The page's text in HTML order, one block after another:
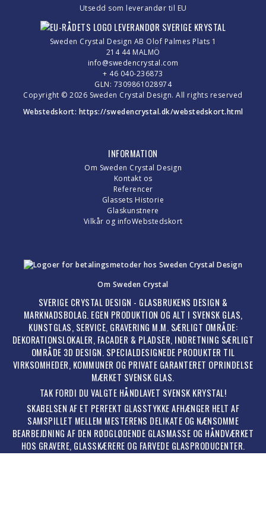
Utsedd som leverandør til EU
Sweden Crystal Design AB Olof Palmes Plats 1
214 44 MALMÖ
info@swedencrystal.com
+ 46 040-236873
GLN: 7309861028974
Copyright © 2026 Sweden Crystal Design. All rights reserved
Webstedskort: https://swedencrystal.dk/webstedskort.html
INFORMATION
Om Sweden Crystal Design
Kontakt os
Referencer
Glassets Historie
Glaskunstnere
Vilkår og infoWebstedskort
Om Sweden Crystal
SVERIGE CRYSTAL DESIGN - GLASBRUKENS DESIGN &
MARKNADSBOLAG. EGEN PRODUKTION OG ALT I SVENSK GLAS,
KUNSTGLAS, SERVICE, GRAVERING M.M. SÆRLIGT OMRÅDE:
DEKORATIONSLOKALER, FACADER & PLADSER, INDRETNING SÆRLIGT
OMRÅDE 3D DESIGN. SPECIALDESIGNEDE PRODUKTER TIL
VIRKSOMHEDER, KOMMUNER OG PRIVATE GARANTERET OPRINDELSE
MÆRKET SVENSK GLAS.
TAK FORDI DU VALGTE HÅNDLAVET SVENSK KRYSTAL!
SKABELSEN AF ET PERFEKT GLASSTYKKE AFHÆNGER HELT AF
SAMSPILLET MELLEM MESTERENS DELIKATE OG NÆNSOMME
BEARBEJDNING AF DEN RØDGLØDENDE GLASMASSE OG HÅNDVÆRKET
HOS GRAVERE, GLASSKÆRERE OG FARVEDE GLASPRODUCENTER.